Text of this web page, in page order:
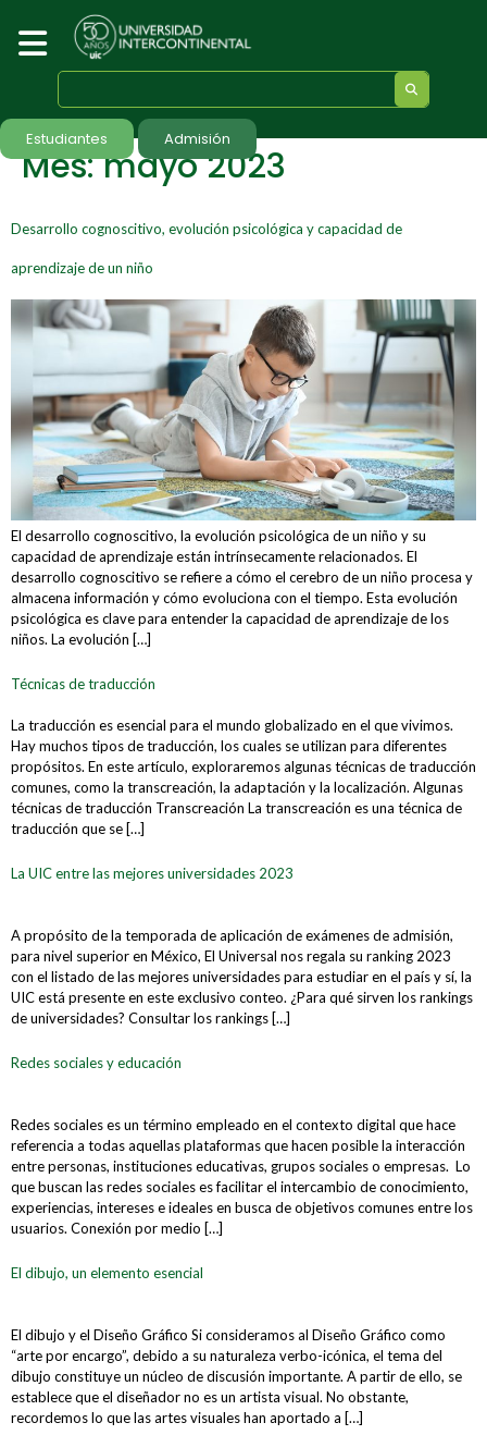
Estudiantes Admisión
Mes:mayo 2023
Desarrollo cognoscitivo, evolución psicológica y capacidad de
aprendizaje de un niño
El desarrollo cognoscitivo, la evolución psicológica de un niño y su
capacidad de aprendizaje están intrínsecamente relacionados. El
desarrollo cognoscitivo se refiere a cómo el cerebro de un niño procesa y
almacena información y cómo evoluciona con el tiempo. Esta evolución
psicológica es clave para entender la capacidad de aprendizaje de los
niños. La evolución […]
Técnicas de traducción
La traducción es esencial para el mundo globalizado en el que vivimos.
Hay muchos tipos de traducción, los cuales se utilizan para diferentes
propósitos. En este artículo, exploraremos algunas técnicas de traducción
comunes, como la transcreación, la adaptación y la localización. Algunas
técnicas de traducción Transcreación La transcreación es una técnica de
traducción que se […]
La UIC entre las mejores universidades 2023
A propósito de la temporada de aplicación de exámenes de admisión,
para nivel superior en México, El Universal nos regala su ranking 2023
con el listado de las mejores universidades para estudiar en el país y sí, la
UIC está presente en este exclusivo conteo. ¿Para qué sirven los rankings
de universidades? Consultar los rankings […]
Redes sociales y educación
Redes sociales es un término empleado en el contexto digital que hace
referencia a todas aquellas plataformas que hacen posible la interacción
entre personas, instituciones educativas, grupos sociales o empresas. Lo
que buscan las redes sociales es facilitar el intercambio de conocimiento,
experiencias, intereses e ideales en busca de objetivos comunes entre los
usuarios. Conexión por medio […]
El dibujo, un elemento esencial
El dibujo y el Diseño Gráfico Si consideramos al Diseño Gráfico como
“arte por encargo”, debido a su naturaleza verbo-icónica, el tema del
dibujo constituye un núcleo de discusión importante. A partir de ello, se
establece que el diseñador no es un artista visual. No obstante,
recordemos lo que las artes visuales han aportado a […]